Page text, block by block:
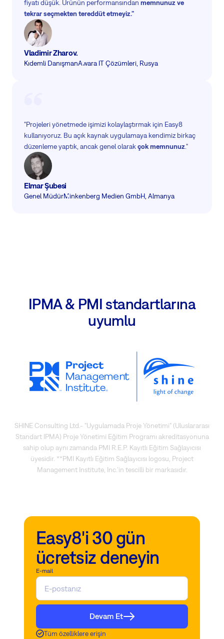
Vladimir Zharov.
Kıdemli DanışmanAwara IT Çözümleri, Rusya
fiyatı düşük. Ürünün performansından memnunuz ve
tekrar seçmekten tereddüt etmeyiz."
Elmar Şubesi
Genel MüdürMinkenberg Medien GmbH, Almanya
"Projeleri yönetmede işimizi kolaylaştırmak için Easy8
kullanıyoruz. Bu açık kaynak uygulamaya kendimiz birkaç
düzenleme yaptık, ancak genel olarakçok memnunuz."
IPMA & PMI standartlarına
uyumlu
SHINE Consulting Ltd.- "Uygulamada Proje Yönetimi" (Uluslararası
Standart IPMA) Proje Yönetimi Eğitim Programı akreditasyonuna
sahip olup aynı zamanda PMI R.E.P. Kayıtlı Eğitim Sağlayıcısı
üyesidir. **PMI Kayıtlı Eğitim Sağlayıcısı logosu, Project
Management Institute, Inc.'in tescilli bir markasıdır.
Easy8'i 30 gün
ücretsiz deneyin
E-mail
Devam Et
Tüm özelliklere erişin